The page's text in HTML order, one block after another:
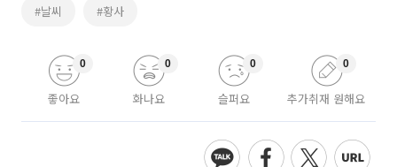
#날씨 #황사
좋아요
0
화나요
0
슬퍼요
0
추가취재 원해요
0